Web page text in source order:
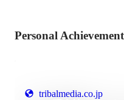
Personal
tribalmedia.co.jp